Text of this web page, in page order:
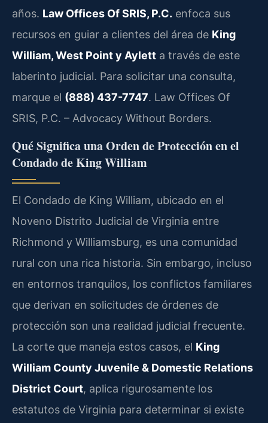
años. Law Offices Of SRIS, P.C. enfoca sus
recursos en guiar a clientes del área de King
William, West Point y Aylett a través de este
laberinto judicial. Para solicitar una consulta,
marque el (888) 437-7747. Law Offices Of
SRIS, P.C. – Advocacy Without Borders.
Qué Significa una Orden de Protección en el
Condado de King William
El Condado de King William, ubicado en el
Noveno Distrito Judicial de Virginia entre
Richmond y Williamsburg, es una comunidad
rural con una rica historia. Sin embargo, incluso
en entornos tranquilos, los conflictos familiares
que derivan en solicitudes de órdenes de
protección son una realidad judicial frecuente.
La corte que maneja estos casos, el King
William County Juvenile & Domestic Relations
District Court, aplica rigurosamente los
estatutos de Virginia para determinar si existe